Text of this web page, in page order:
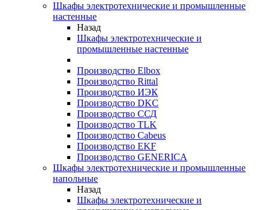
Шкафы электротехнические и промышленные
настенные
Назад
Шкафы электротехнические и
промышленные настенные
Производство Elbox
Производство Rittal
Производство ИЭК
Производство DKC
Производство ССД
Производство TLK
Производство Cabeus
Производство EKF
Производство GENERICA
Шкафы электротехнические и промышленные
напольные
Назад
Шкафы электротехнические и